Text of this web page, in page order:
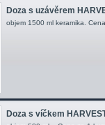
Doza s uzávěrem
objem 1500 ml keramika.
Doza s víčkem